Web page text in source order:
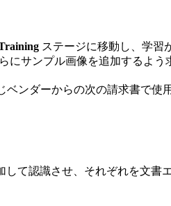
ステージに移動し、学習
にサンプル画像を追加するよ
ベンダーからの次の請求書で
て認識させ、それぞれを文